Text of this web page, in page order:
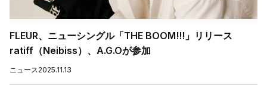
FLEUR、ニューシングル「THE BOOM!!!」リリース
ratiff（Neibiss）、A.G.Oが参加
ニュース2025.11.13